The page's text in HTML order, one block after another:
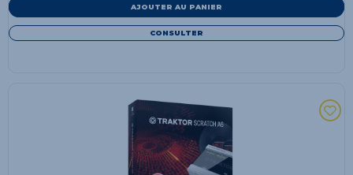
AJOUTER AU PANIER
CONSULTER